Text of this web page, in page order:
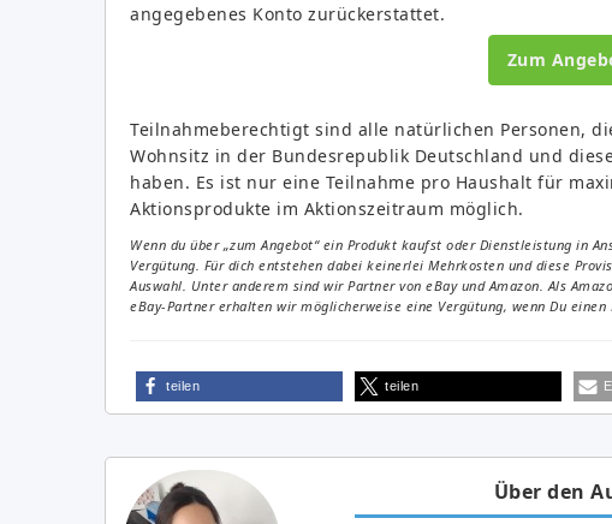
angegebenes Konto zurückerstattet.
Zum
Teilnahmeberechtigt sind alle natürlichen Personen,
Wohnsitz in der Bundesrepublik Deutschland und
haben. Es ist nur eine Teilnahme pro Haushalt für
Aktionsprodukte im Aktionszeitraum möglich.
Wenn du über „zum Angebot“ ein Produkt kaufst oder Dienstleistung in
Vergütung. Für dich entstehen dabei keinerlei Mehrkosten und diese
Auswahl. Unter anderem sind wir Partner von eBay und Amazon. Als
eBay-Partner erhalten wir möglicherweise eine Vergütung, wenn Du einen
teilen teilen
Über den